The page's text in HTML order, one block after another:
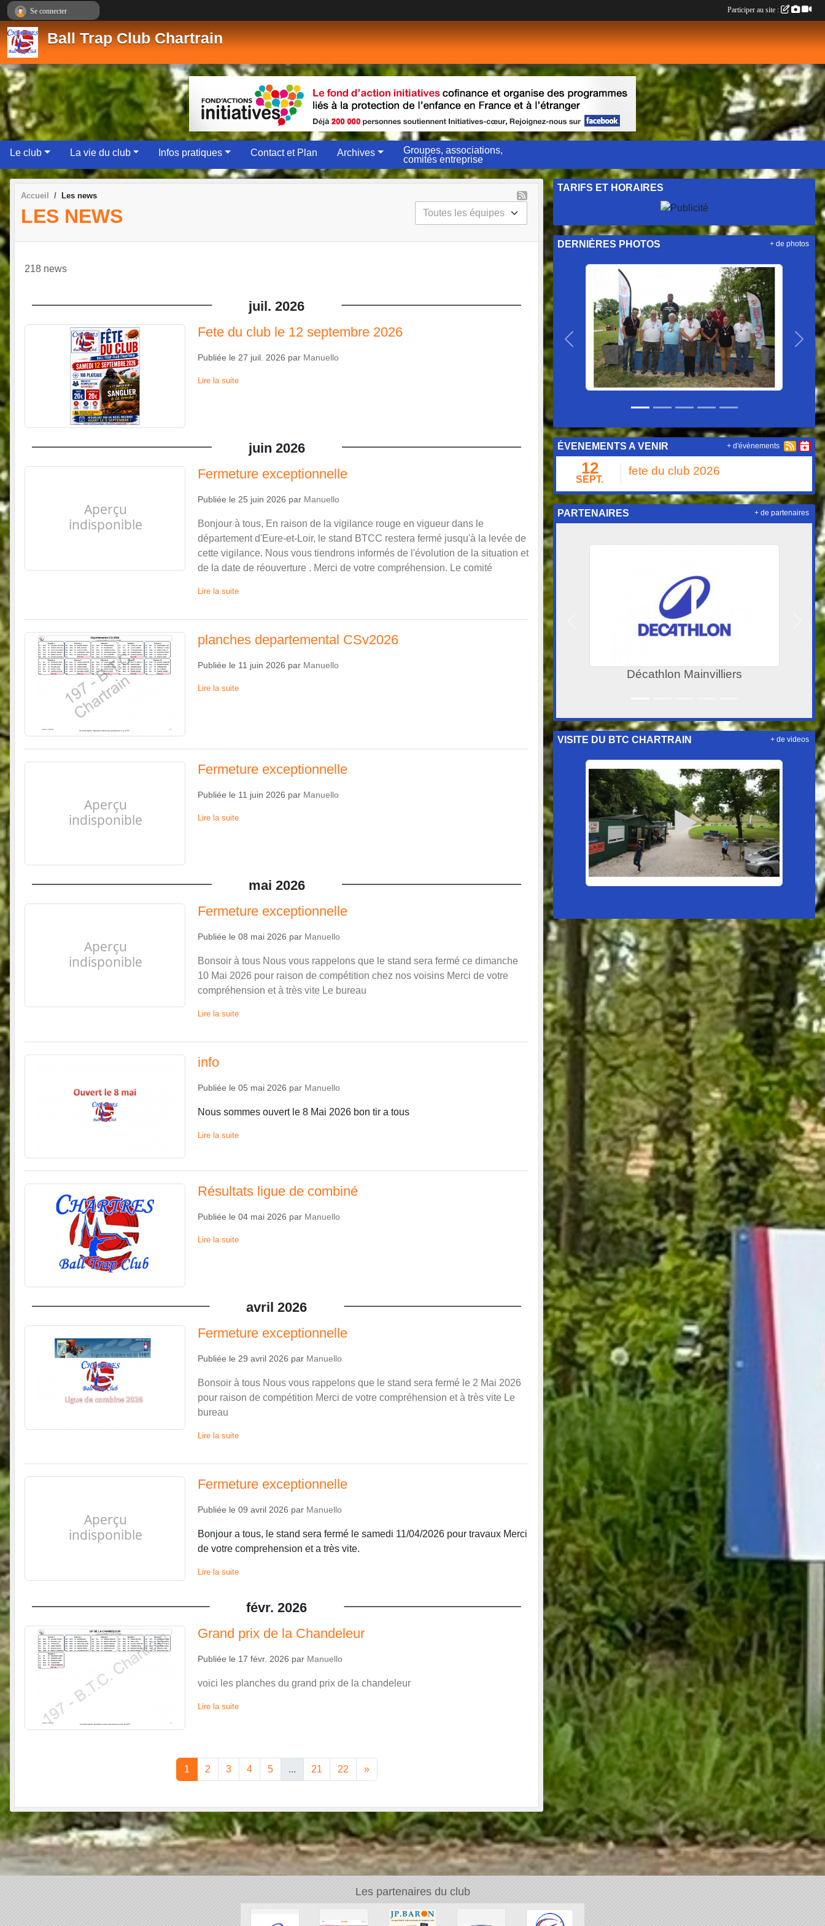
Ball Trap Club Chartrain
Le club La vie du club Infos pratiques Contact et Plan Archives
Groupes, associations,
comités entreprise
Accueil Les news
LES NEWS
218 news
juil. 2026
Fete du club le 12 septembre 2026
Publiée le 27 juil. 2026 par Manuello
Lire la suite
juin 2026
Fermeture exceptionnelle
Publiée le 25 juin 2026 par Manuello
Bonjour à tous, En raison de la vigilance rouge en vigueur dans le
département d'Eure-et-Loir, le stand BTCC restera fermé jusqu'à la levée de
cette vigilance. Nous vous tiendrons informés de l'évolution de la situation et
de la date de réouverture . Merci de votre compréhension. Le comité
Lire la suite
planches departemental CSv2026
Publiée le 11 juin 2026 par Manuello
Lire la suite
Fermeture exceptionnelle
Publiée le 11 juin 2026 par Manuello
Lire la suite
mai 2026
Fermeture exceptionnelle
Publiée le 08 mai 2026 par Manuello
Bonsoir à tous Nous vous rappelons que le stand sera fermé ce dimanche
10 Mai 2026 pour raison de compétition chez nos voisins Merci de votre
compréhension et à très vite Le bureau
Lire la suite
info
Publiée le 05 mai 2026 par Manuello
Nous sommes ouvert le 8 Mai 2026 bon tir a tous
Lire la suite
Résultats ligue de combiné
Publiée le 04 mai 2026 par Manuello
Lire la suite
avril 2026
Fermeture exceptionnelle
Publiée le 29 avril 2026 par Manuello
Bonsoir à tous Nous vous rappelons que le stand sera fermé le 2 Mai 2026
pour raison de compétition Merci de votre compréhension et à très vite Le
bureau
Lire la suite
Fermeture exceptionnelle
Publiée le 09 avril 2026 par Manuello
Bonjour a tous, le stand sera fermé le samedi 11/04/2026 pour travaux Merci
de votre comprehension et a très vite.
Lire la suite
févr. 2026
Grand prix de la Chandeleur
Publiée le 17 févr. 2026 par Manuello
voici les planches du grand prix de la chandeleur
Lire la suite
1 2 3 4 5 ... 21 22 »
TARIFS ET HORAIRES
DERNIÈRES PHOTOS
Précedent
+ de photos
ÉVENEMENTS A VENIR
12
SEPT.
fete du club 2026
+ d'évènements
PARTENAIRES
JP BARON
+ de partenaires
VISITE DU BTC CHARTRAIN + de videos
Les partenaires du club
Se connecter Participer au site :
Panneau de gestion des cookies